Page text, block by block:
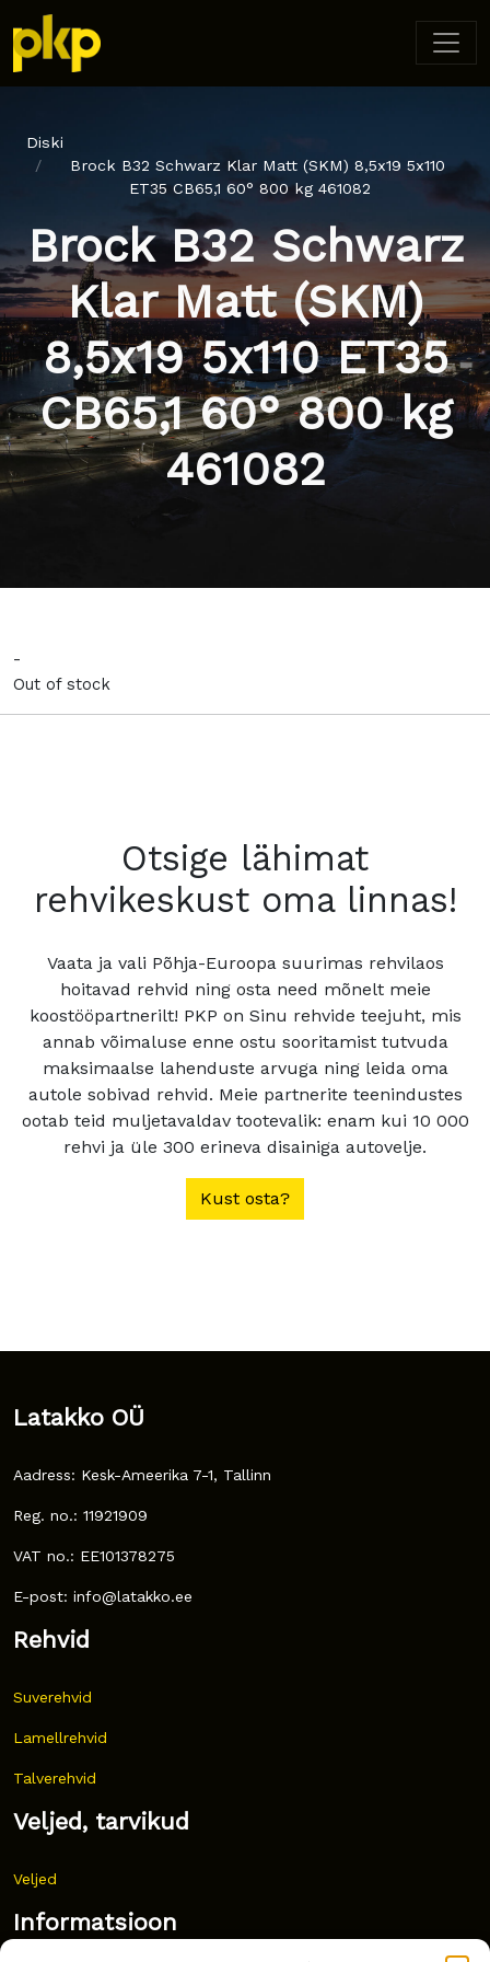
Diski
Brock B32 Schwarz Klar Matt (SKM) 8,5x19 5x110
ET35 CB65,1 60° 800 kg 461082
Brock B32 Schwarz
Klar Matt (SKM)
8,5x19 5x110 ET35
CB65,1 60° 800 kg
461082
-
Out of stock
Otsige lähimat
rehvikeskust oma linnas!
Vaata ja vali Põhja-Euroopa suurimas rehvilaos
hoitavad rehvid ning osta need mõnelt meie
koostööpartnerilt! PKP on Sinu rehvide teejuht, mis
annab võimaluse enne ostu sooritamist tutvuda
maksimaalse lahenduste arvuga ning leida oma
autole sobivad rehvid. Meie partnerite teenindustes
ootab teid muljetavaldav tootevalik: enam kui 10 000
rehvi ja üle 300 erineva disainiga autovelje.
Kust osta?
Latakko OÜ
Aadress: Kesk-Ameerika 7-1, Tallinn
Reg. no.: 11921909
VAT no.: EE101378275
E-post: info@latakko.ee
Rehvid
Suverehvid
Lamellrehvid
Talverehvid
Veljed, tarvikud
Veljed
Informatsioon